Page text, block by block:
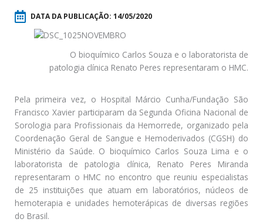
DATA DA PUBLICAÇÃO: 14/05/2020
O bioquímico Carlos Souza e o laboratorista de
patologia clínica Renato Peres representaram o HMC.
Pela primeira vez, o Hospital Márcio Cunha/Fundação São
Francisco Xavier participaram da Segunda Oficina Nacional de
Sorologia para Profissionais da Hemorrede, organizado pela
Coordenação Geral de Sangue e Hemoderivados (CGSH) do
Ministério da Saúde. O bioquímico Carlos Souza Lima e o
laboratorista de patologia clínica, Renato Peres Miranda
representaram o HMC no encontro que reuniu especialistas
de 25 instituições que atuam em laboratórios, núcleos de
hemoterapia e unidades hemoterápicas de diversas regiões
do Brasil.